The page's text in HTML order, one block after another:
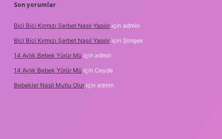
Son yorumlar
Bici Bici Kırmızı Şerbet Nasıl Yapılır için admin
Bici Bici Kırmızı Şerbet Nasıl Yapılır için Şimşek
14 Aylık Bebek Yürür Mü için admin
14 Aylık Bebek Yürür Mü için Ceyda
Bebekler Nasil Mutlu Olur için admin